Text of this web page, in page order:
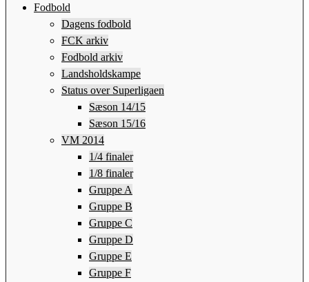
Fodbold
Dagens fodbold
FCK arkiv
Fodbold arkiv
Landsholdskampe
Status over Superligaen
Sæson 14/15
Sæson 15/16
VM 2014
1/4 finaler
1/8 finaler
Gruppe A
Gruppe B
Gruppe C
Gruppe D
Gruppe E
Gruppe F